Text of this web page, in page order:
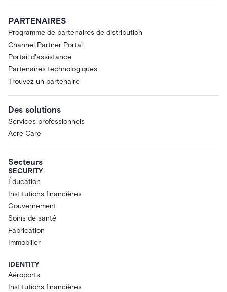
PARTENAIRES
Programme de partenaires de distribution
Channel Partner Portal
Portail d'assistance
Partenaires technologiques
Trouvez un partenaire
Des solutions
Services professionnels
Acre Care
Secteurs
SECURITY
Éducation
Institutions financières
Gouvernement
Soins de santé
Fabrication
Immobilier
IDENTITY
Aéroports
Institutions financières